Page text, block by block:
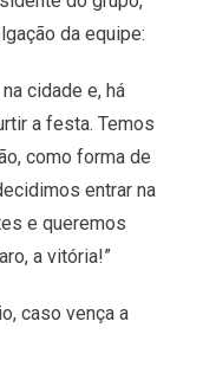
da equipe:
cidade e, há
a festa. Temos
como forma de
entrar na
e queremos
a vitória!”
caso vença a